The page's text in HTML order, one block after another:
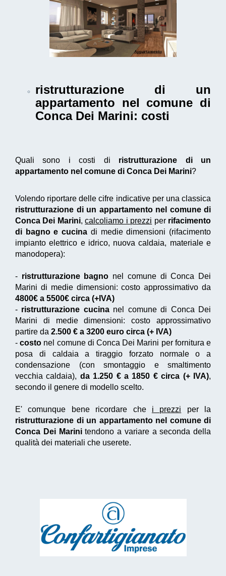
ristrutturazione di un
appartamento nel comune di
Conca Dei Marini: costi
Quali sono i costi di ristrutturazione di un
appartamento nel comune di Conca Dei Marini?
Volendo riportare delle cifre indicative per una classica
ristrutturazione di un appartamento nel comune di
Conca Dei Marini,calcoliamo i prezzi per rifacimento
di bagno e cucina di medie dimensioni (rifacimento
impianto elettrico e idrico, nuova caldaia, materiale e
manodopera):
- ristrutturazione bagno nel comune di Conca Dei
Marini di medie dimensioni: costo approssimativo da
4800€ a 5500€ circa (+IVA)
- ristrutturazione cucinanel comune di Conca Dei
Marini di medie dimensioni: costo approssimativo
partire da 2.500 € a 3200 euro circa (+ IVA)
-costo nel comune di Conca Dei Marini per fornitura e
posa di caldaia a tiraggio forzato normale o a
condensazione (con smontaggio e smaltimento
vecchia caldaia), da 1.250 € a 1850 € circa (+ IVA),
secondo il genere di modello scelto.
E' comunque bene ricordare che i prezzi per la
ristrutturazione di un appartamento nel comune di
Conca Dei Marinitendono a variare a seconda della
qualità dei materiali che userete.